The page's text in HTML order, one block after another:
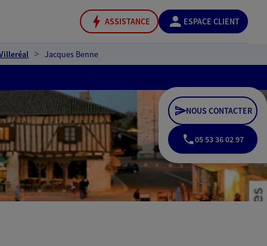
ASSISTANCE ESPACE CLIENT
Jacques Benne
NOUS CONTACTER
05 53 36 02 97